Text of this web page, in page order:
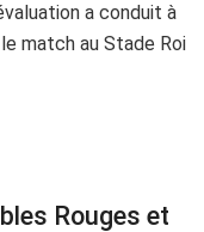
a conduit à
match au Stade Roi
Rouges et